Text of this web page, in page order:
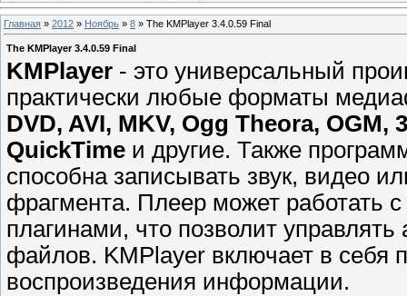
Главная » 2012 » Ноябрь » 8 » The KMPlayer 3.4.0.59 Final
The KMPlayer 3.4.0.59 Final
KMPlayer - это универсальный
практически любые форматы
DVD, AVI, MKV, Ogg Theora, OGM,
QuickTime и другие. Также
способна записывать звук, видео
фрагмента. Плеер может работать
плагинами, что позволит
файлов. KMPlayer включает в себя
воспроизведения информации.